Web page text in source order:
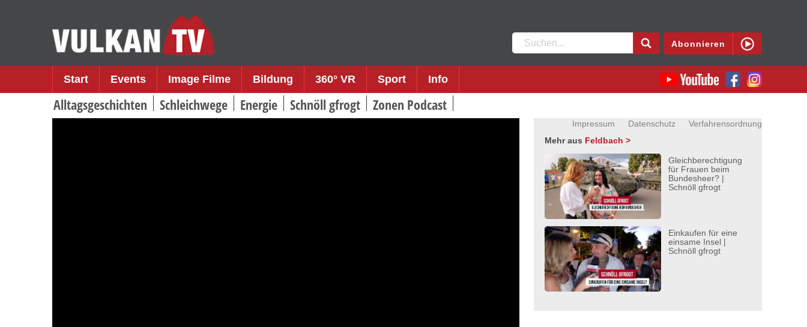
Suchen
nach:
Abonnieren
Start Events Image Filme Bildung 360° VR Sport Info
Alltagsgeschichten Schleichwege Energie Schnöll gfrogt Zonen Podcast
Impressum Datenschutz
Verfahrensordnung
Mehr aus Feldbach >
Gleichberechtigung
für Frauen beim
Bundesheer? |
Schnöll gfrogt
Einkaufen für eine
einsame Insel |
Schnöll gfrogt